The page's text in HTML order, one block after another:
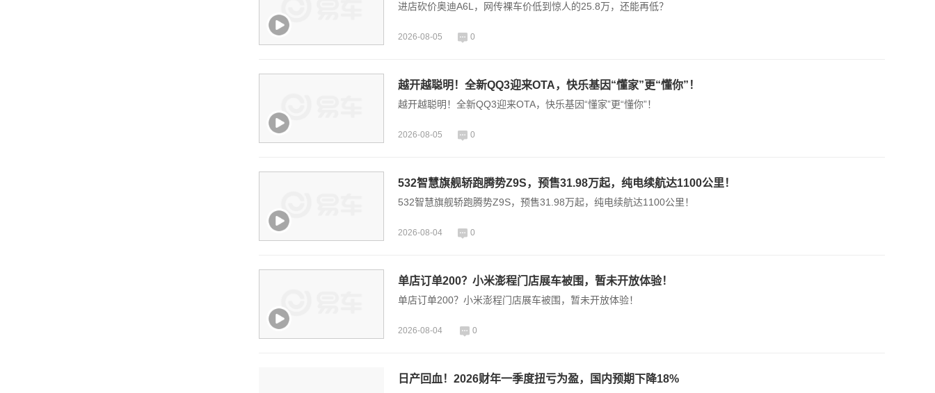
进店砍价奥迪A6L，网传裸车价低到惊人的25.8万，还能再低？
2026-08-05 0
越开越聪明！全新QQ3迎来OTA，快乐基因“懂家”更“懂你”！
越开越聪明！全新QQ3迎来OTA，快乐基因“懂家”更“懂你”！
2026-08-05 0
532智慧旗舰轿跑腾势Z9S，预售31.98万起，纯电续航达1100公里！
532智慧旗舰轿跑腾势Z9S，预售31.98万起，纯电续航达1100公里！
2026-08-04 0
单店订单200？小米澎程门店展车被围，暂未开放体验！
单店订单200？小米澎程门店展车被围，暂未开放体验！
2026-08-04 0
日产回血！2026财年一季度扭亏为盈，国内预期下降18%